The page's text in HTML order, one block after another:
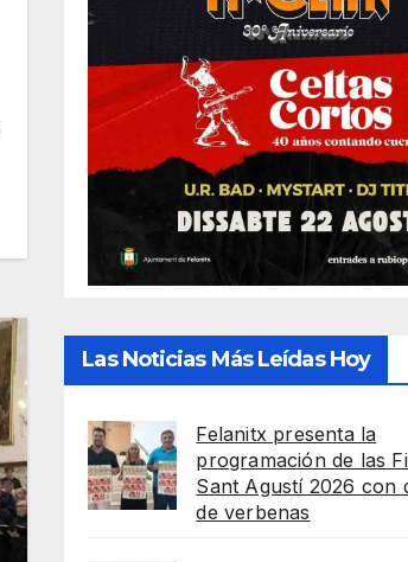
Las Noticias Más Leídas Hoy
Felanitx presenta la
programación de las
Sant Agustí 2026 con
de verbenas